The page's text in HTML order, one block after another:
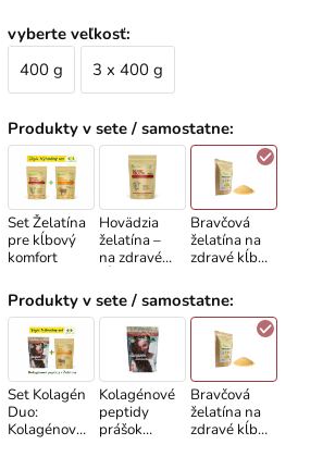
vyberte veľkosť:
400 g
3 x 400 g
Produkty v sete / samostatne:
Set Želatína
pre kĺbový
komfort
Hovädzia
želatína –
na zdravé
Bravčová
želatína na
zdravé kĺby
Produkty v sete / samostatne:
Set Kolagén
Duo:
Kolagénové
Kolagénové
peptidy
prášok
Bravčová
želatína na
zdravé kĺby